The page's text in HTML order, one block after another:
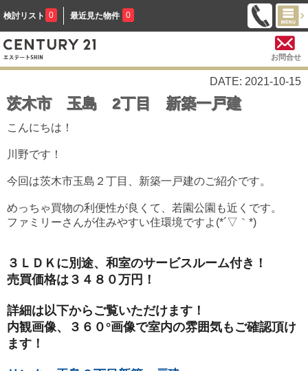
検討リスト 0 最近見た物件 0
お問合せ
DATE: 2021-10-15
茨木市 玉島 2丁目 新築一戸建
こんにちは！
川野です！
今回は茨木市玉島２丁目、新築一戸建のご紹介です。
めっちゃ買物の利便性が良くて、若園公園も近くです。
ファミリーさんが住みやすい住環境ですよ(*´▽｀*)
３ＬＤＫに別途、和室のサービスルーム付き！
売買価格は３４８０万円！
詳細は以下からご覧いただけます！
内観画像、３６０°画像で室内の雰囲気もご確認頂け
ます！